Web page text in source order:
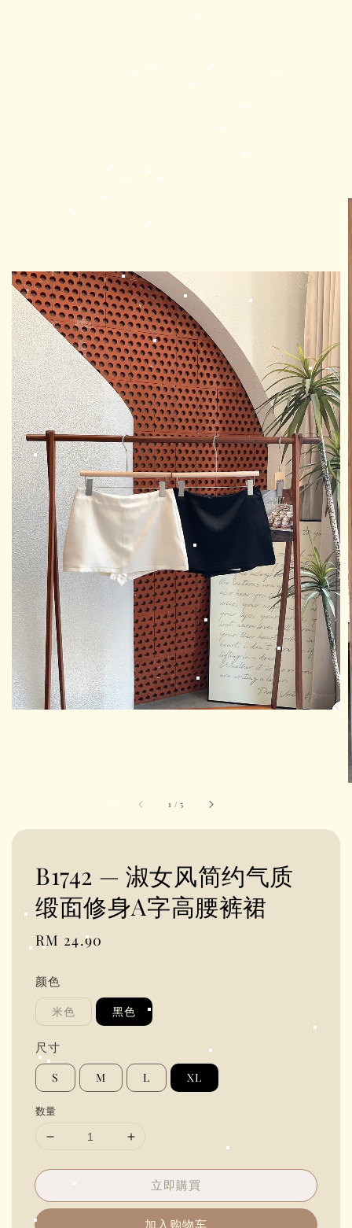
1 /5
B1742 — 淑女风简约气质
缎面修身A字高腰裤裙
Regular
RM 24.90
颜色
米色 黑色
尺寸
S M L XL
数量
立即購買
加入购物车